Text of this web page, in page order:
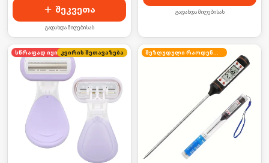
შეკვეთა
გადახდა მიღებისას
გადახდა მიღებისას
სწრაფად იყიდება
კვირის შეთავაზება შეზღუდული რაოდენობა